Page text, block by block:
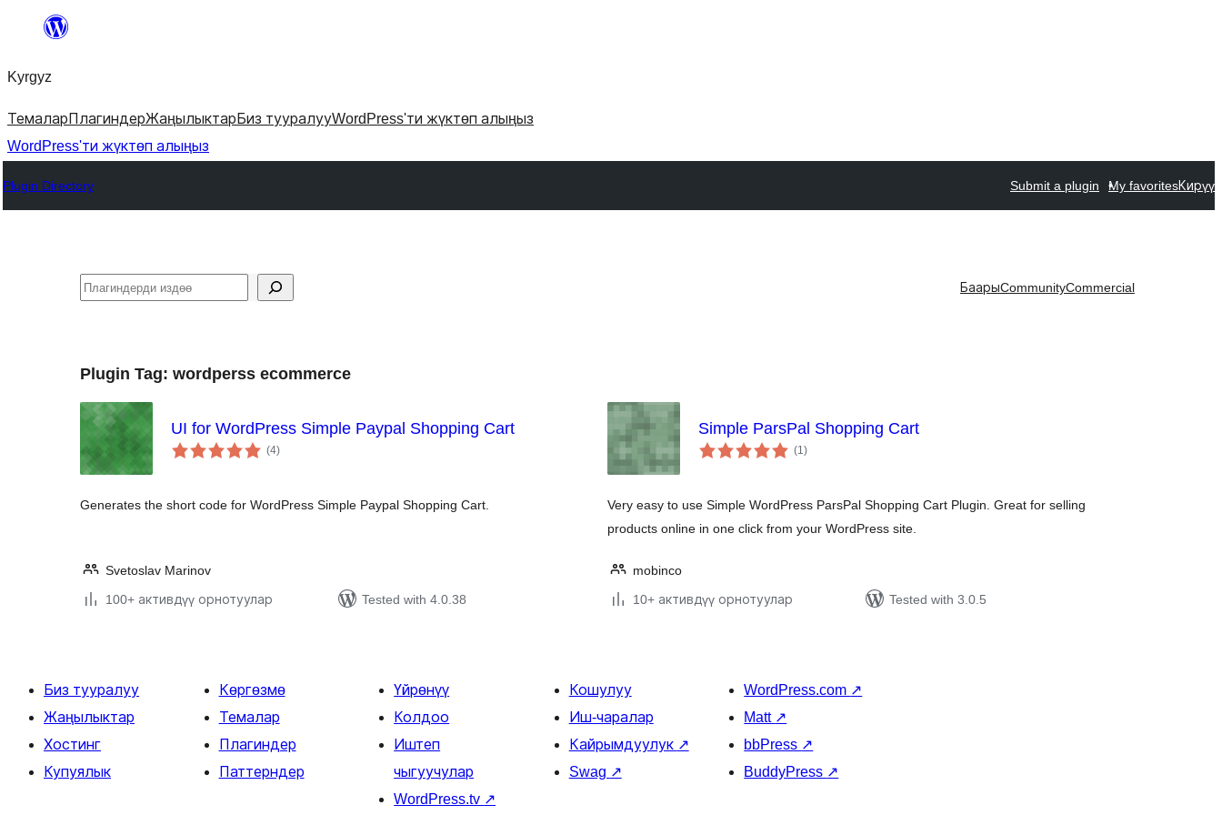
Мазмунга
Kyrgyz
Темалар ПлагиндерЖаңылыктар Биз тууралууWordPress'ти жүктөп алыңыз
WordPress'ти жүктөп алыңыз
Plugin Directory Submit a plugin My favoritesКирүү
Издөө БаарыCommunityCommercial
Plugin Tag: wordperss ecommerce
UI for WordPress Simple Paypal Shopping Cart
(4total
ratings
)
Generates the short code for WordPress Simple Paypal Shopping Cart.
Svetoslav Marinov
100+ активдүү орнотуулар
Tested with 4.0.38
Simple ParsPal Shopping Cart
(1total
ratings
)
Very easy to use Simple WordPress ParsPal Shopping Cart Plugin. Great for selling
products online in one click from your WordPress site.
mobinco
10+ активдүү орнотуулар
Tested with 3.0.5
Биз тууралуу
Жаңылыктар
Хостинг
Купуялык
Көргөзмө
Темалар
Плагиндер
Паттерндер
Үйрөнүү
Колдоо
Иштеп
чыгуучулар
WordPress.tv ↗
Кошулуу
Иш-чаралар
Кайрымдуулук ↗
Swag ↗
WordPress.com ↗
Matt ↗
bbPress ↗
BuddyPress ↗